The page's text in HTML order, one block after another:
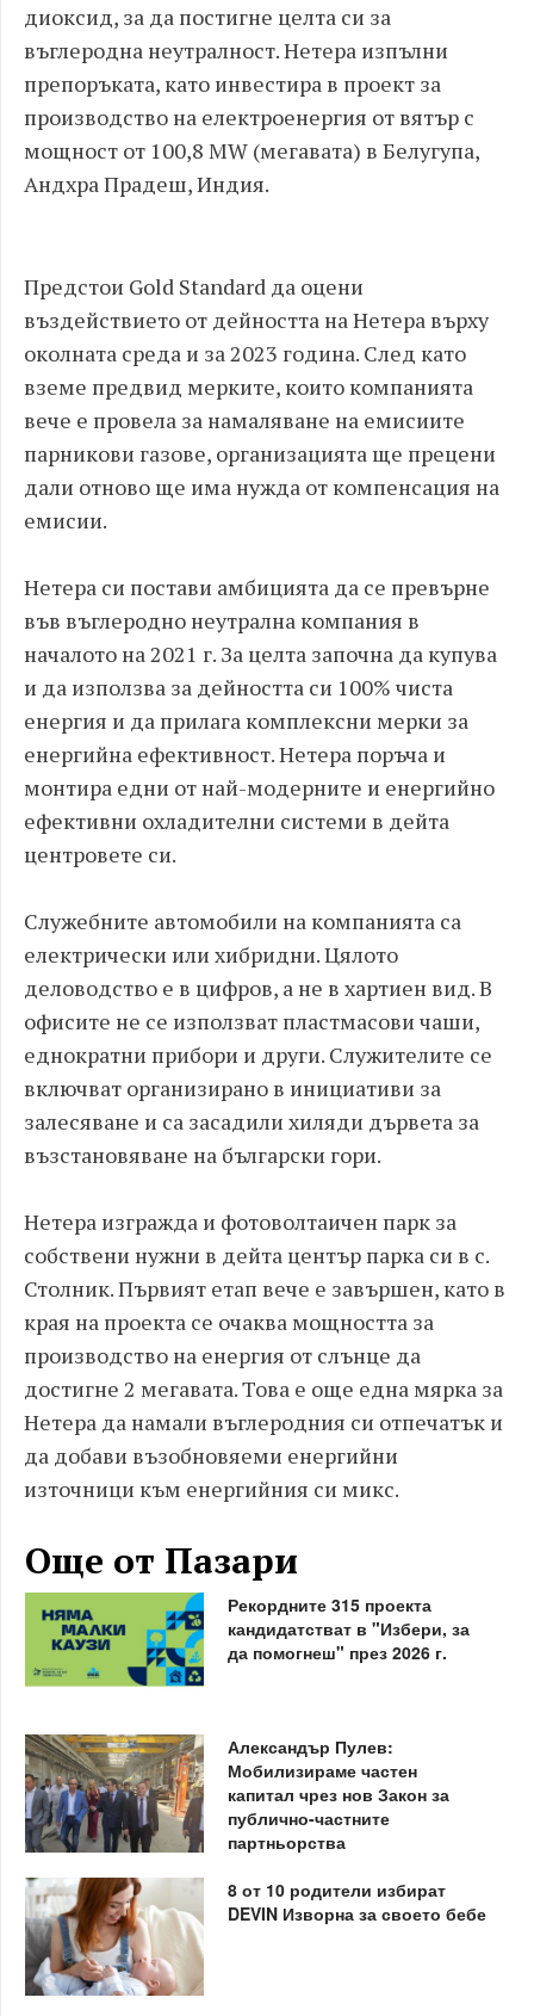
диоксид, за да постигне целта си за
въглеродна неутралност. Нетера изпълни
препоръката, като инвестира в проект за
производство на електроенергия от вятър с
мощност от 100,8 MW (мегавата) в Белугупа,
Андхра Прадеш, Индия.
Предстои Gold Standard да оцени
въздействието от дейността на Нетера върху
околната среда и за 2023 година. След като
вземе предвид мерките, които компанията
вече е провела за намаляване на емисиите
парникови газове, организацията ще прецени
дали отново ще има нужда от компенсация на
емисии.
Нетера си постави амбицията да се превърне
във въглеродно неутрална компания в
началото на 2021 г. За целта започна да купува
и да използва за дейността си 100% чиста
енергия и да прилага комплексни мерки за
енергийна ефективност. Нетера поръча и
монтира едни от най-модерните и енергийно
ефективни охладителни системи в дейта
центровете си.
Служебните автомобили на компанията са
електрически или хибридни. Цялото
деловодство е в цифров, а не в хартиен вид. В
офисите не се използват пластмасови чаши,
еднократни прибори и други. Служителите се
включват организирано в инициативи за
залесяване и са засадили хиляди дървета за
възстановяване на български гори.
Нетера изгражда и фотоволтаичен парк за
собствени нужни в дейта център парка си в с.
Столник. Първият етап вече е завършен, като в
края на проекта се очаква мощността за
производство на енергия от слънце да
достигне 2 мегавата. Това е още една мярка за
Нетера да намали въглеродния си отпечатък и
да добави възобновяеми енергийни
източници към енергийния си микс.
Още от Пазари
Рекордните 315 проекта
кандидатстват в "Избери, за
да помогнеш" през 2026 г.
Александър Пулев:
Мобилизираме частен
капитал чрез нов Закон за
публично-частните
партньорства
8 от 10 родители избират
DEVIN Изворна за своето бебе